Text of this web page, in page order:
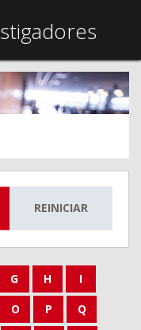
REINICIAR
G H
I
O P
Q